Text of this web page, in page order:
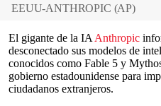
EEUU-ANTHROPIC (AP)
El gigante de la IA Anthropic
desconectado sus modelos de
conocidos como Fable 5 y
gobierno estadounidense para
ciudadanos extranjeros.